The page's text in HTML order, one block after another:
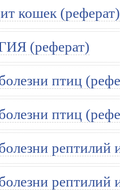
кошек (реферат)
(реферат)
птиц
птиц
рептилий
рептилий